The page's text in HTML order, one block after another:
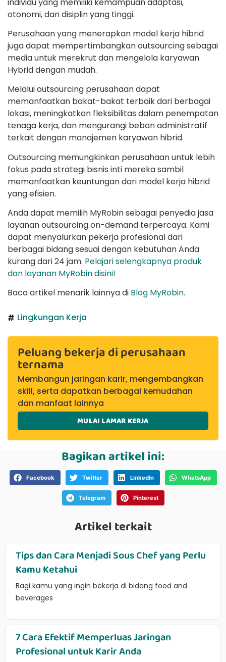
otonomi, dan disiplin yang tinggi.
Perusahaan yang menerapkan model kerja hibrid
juga dapat mempertimbangkan outsourcing sebagai
media untuk merekrut dan mengelola karyawan
Hybrid dengan mudah.
Melalui outsourcing perusahaan dapat
memanfaatkan bakat-bakat terbaik dari berbagai
lokasi, meningkatkan fleksibilitas dalam penempatan
tenaga kerja, dan mengurangi beban administratif
terkait dengan manajemen karyawan hibrid.
Outsourcing memungkinkan perusahaan untuk lebih
fokus pada strategi bisnis inti mereka sambil
memanfaatkan keuntungan dari model kerja hibrid
yang efisien.
Anda dapat memilih MyRobin sebagai penyedia jasa
layanan outsourcing on-demand terpercaya. Kami
dapat menyalurkan pekerja profesional dari
berbagai bidang sesuai dengan kebutuhan Anda
kurang dari 24 jam. Pelajari selengkapnya produk
dan layanan MyRobin disini!
Baca artikel menarik lainnya di Blog MyRobin.
Lingkungan Kerja
Peluang bekerja di perusahaan
ternama
Membangun jaringan karir, mengembangkan
skill, serta dapatkan berbagai kemudahan
dan manfaat lainnya
MULAI LAMAR KERJA
Bagikan artikel ini:
Facebook Twitter LinkedIn WhatsApp
Telegram Pinterest
Artikel terkait
Tips dan Cara Menjadi Sous Chef yang Perlu
Kamu Ketahui
Bagi kamu yang ingin bekerja di bidang food and
beverages
7 Cara Efektif Memperluas Jaringan
Profesional untuk Karir Anda